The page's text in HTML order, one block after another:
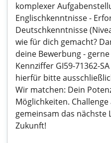
komplexer
Englischkenntnisse -
Deutschkenntnisse
wie für dich gemacht?
deine Bewerbung -
Kennziffer GI59-71362-
hierfür bitte
Wir matchen: Dein
Möglichkeiten.
gemeinsam das nächste
Zukunft!